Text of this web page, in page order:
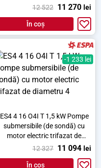
diametru 4
12 522 11 270 lei
În coș
-1 233 lei
ES4 4 16 O4I T 1,5 kW Pompe
submersibile (de sondă) cu
motor electric trifazat de
diametru 4
12 327 11 094 lei
În coș